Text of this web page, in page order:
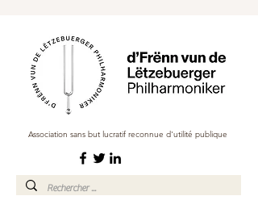
Association sans but lucratif reconnue d'utilité publique